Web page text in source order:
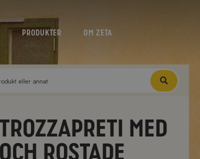
PRODUKTER OM ZETA
med
rostade